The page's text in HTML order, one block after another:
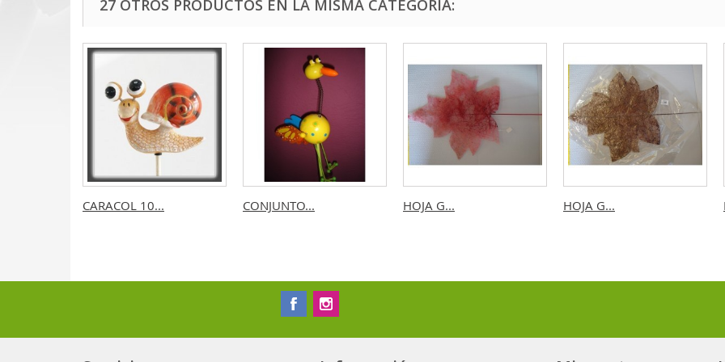
27 OTROS PRODUCTOS EN LA MISMA CATEGORÍA:
CARACOL 10... CONJUNTO... HOJA G... HOJA G...